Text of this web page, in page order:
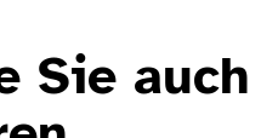
Sie auch